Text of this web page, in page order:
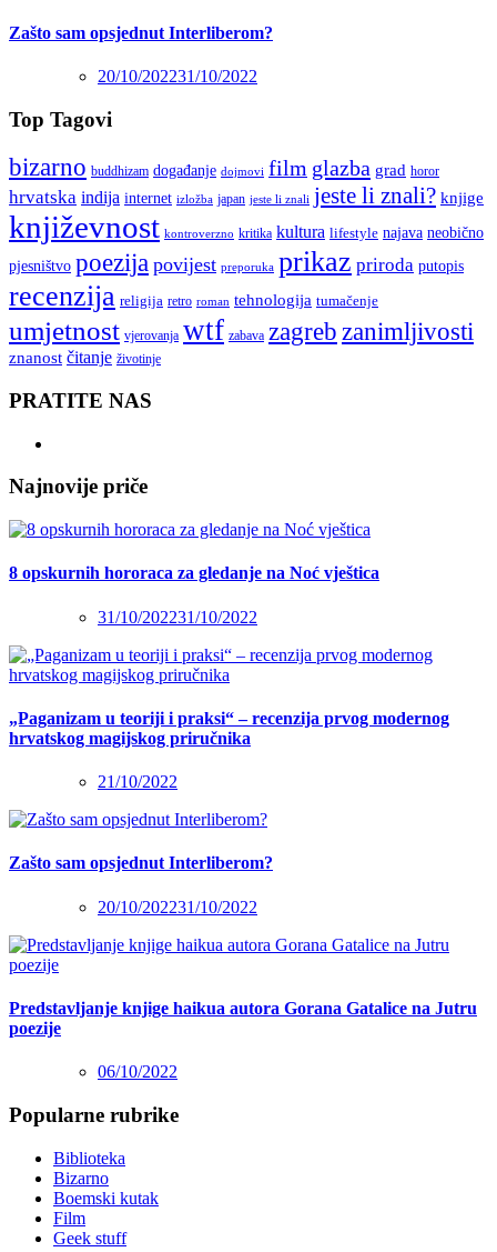
Zašto sam opsjednut Interliberom?
20/10/202231/10/2022
Top Tagovi
bizarno buddhizam događanje dojmovi film glazba grad horor
hrvatska indija internet izložba japan jeste li znali jeste li znali? knjige
književnost kontroverzno kritika kultura lifestyle najava neobično
pjesništvo poezija povijest preporuka prikaz priroda putopis
recenzija religija retro roman tehnologija tumačenje
umjetnost vjerovanja wtf zabava zagreb zanimljivosti
znanost čitanje životinje
PRATITE NAS
Najnovije priče
8 opskurnih hororaca za gledanje na Noć vještica
31/10/202231/10/2022
„Paganizam u teoriji i praksi“ – recenzija prvog modernog
hrvatskog magijskog priručnika
21/10/2022
Zašto sam opsjednut Interliberom?
20/10/202231/10/2022
Predstavljanje knjige haikua autora Gorana Gatalice na Jutru
poezije
06/10/2022
Popularne rubrike
Biblioteka
Bizarno
Boemski kutak
Film
Geek stuff